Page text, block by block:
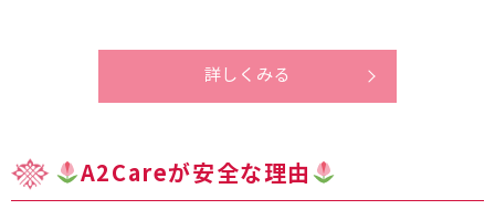
詳しくみる
A2Careが安全な理由